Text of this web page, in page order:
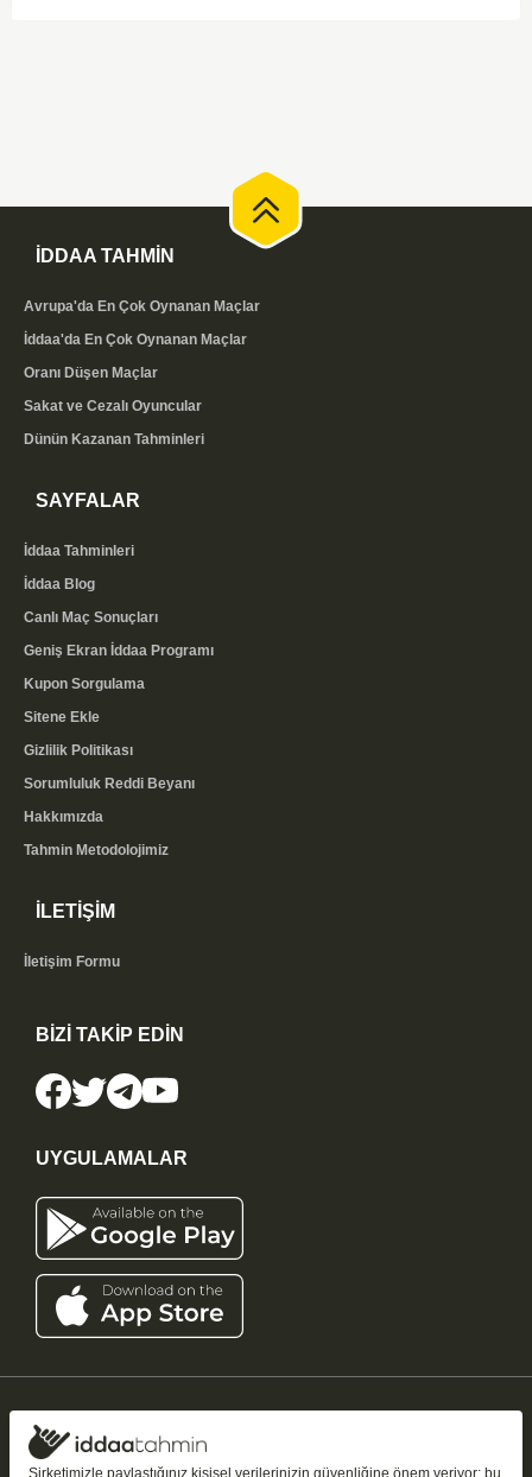
İDDAA TAHMİN
Avrupa'da En Çok Oynanan Maçlar
İddaa'da En Çok Oynanan Maçlar
Oranı Düşen Maçlar
Sakat ve Cezalı Oyuncular
Dünün Kazanan Tahminleri
SAYFALAR
İddaa Tahminleri
İddaa Blog
Canlı Maç Sonuçları
Geniş Ekran İddaa Programı
Kupon Sorgulama
Sitene Ekle
Gizlilik Politikası
Sorumluluk Reddi Beyanı
Hakkımızda
Tahmin Metodolojimiz
İLETİŞİM
İletişim Formu
BİZİ TAKİP EDİN
UYGULAMALAR
iddaatahmin11.com
Tüm Hakları Saklıdır
Şirketimizle paylaştığınız kişisel verilerinizin güvenliğine önem veriyor; bu